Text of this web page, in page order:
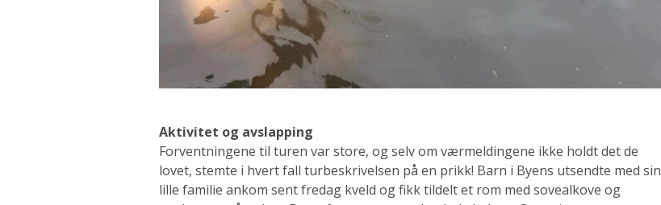
Aktivitet og avslapping
Forventningene til turen var store, og selv om værmeldingene ikke holdt det de
lovet, stemte i hvert fall turbeskrivelsen på en prikk! Barn i Byens utsendte med sin
lille familie ankom sent fredag kveld og fikk tildelt et rom med sovealkove og